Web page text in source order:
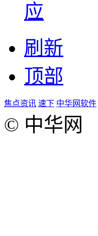
应
刷新
顶部
焦点资讯 速下 中华网软件
© 中华网